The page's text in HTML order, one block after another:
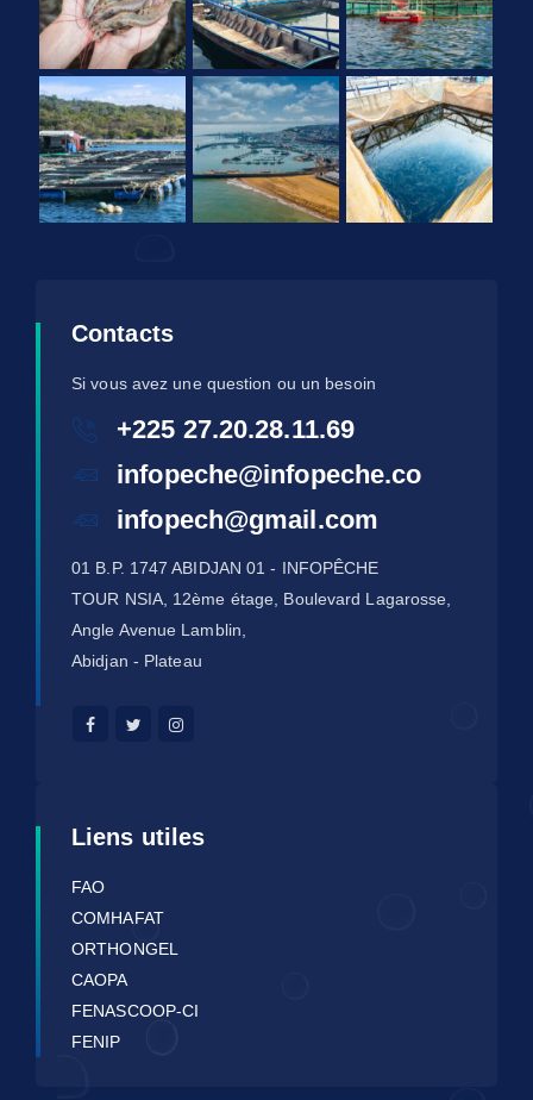
Contacts
Si vous avez une question ou un besoin
+225 27.20.28.11.69
infopeche@infopeche.co
infopech@gmail.com
01 B.P. 1747 ABIDJAN 01 - INFOPÊCHE
TOUR NSIA, 12ème étage, Boulevard Lagarosse,
Angle Avenue Lamblin,
Abidjan - Plateau
Liens utiles
FAO
COMHAFAT
ORTHONGEL
CAOPA
FENASCOOP-CI
FENIP